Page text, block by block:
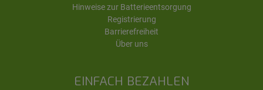
EINFACH BEZAHLEN
Hinweise zur Batterieentsorgung
Registrierung
Barrierefreiheit
Über uns